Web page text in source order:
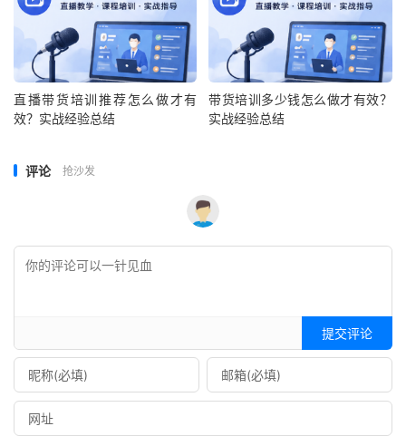
直播带货培训推荐怎么做才有
效？实战经验总结
带货培训多少钱怎么做才有效？
实战经验总结
评论 抢沙发
提交评论